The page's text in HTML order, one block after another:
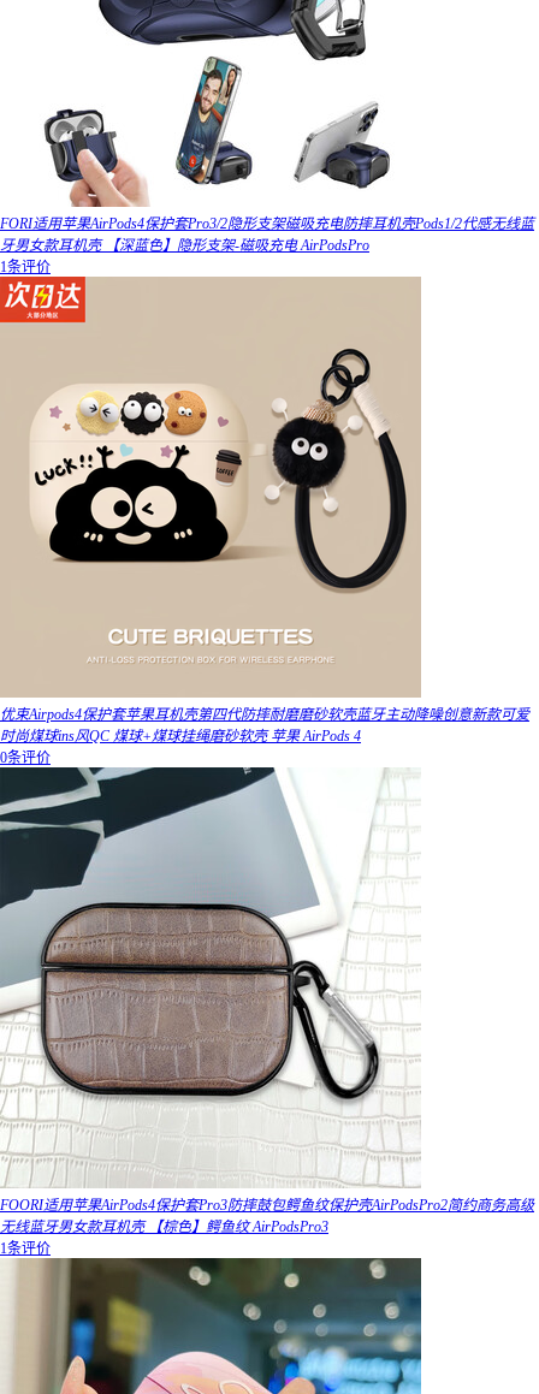
FORI适用苹果AirPods4保护套Pro3/2隐形支架磁吸充电防摔耳机壳Pods1/2代感无线蓝
牙男女款耳机壳 【深蓝色】隐形支架-磁吸充电 AirPodsPro
1条评价
优束Airpods4保护套苹果耳机壳第四代防摔耐磨磨砂软壳蓝牙主动降噪创意新款可爱
时尚煤球ins风QC 煤球+煤球挂绳磨砂软壳 苹果 AirPods 4
0条评价
FOORI适用苹果AirPods4保护套Pro3防摔鼓包鳄鱼纹保护壳AirPodsPro2简约商务高级
无线蓝牙男女款耳机壳 【棕色】鳄鱼纹 AirPodsPro3
1条评价